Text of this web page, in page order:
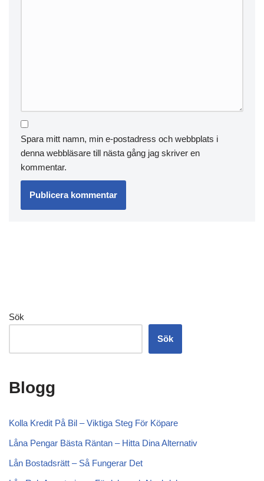
Spara mitt namn, min e-postadress och webbplats i
denna webbläsare till nästa gång jag skriver en
kommentar.
Sök
Sök
Blogg
Kolla Kredit På Bil – Viktiga Steg För Köpare
Låna Pengar Bästa Räntan – Hitta Dina Alternativ
Lån Bostadsrätt – Så Fungerar Det